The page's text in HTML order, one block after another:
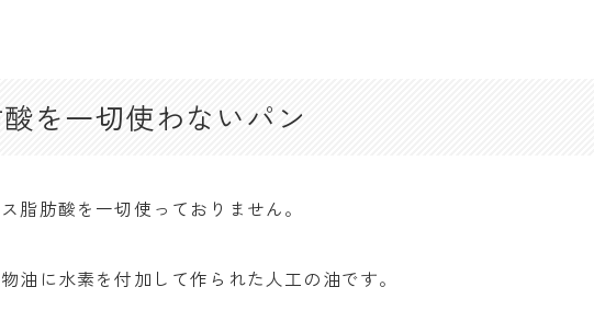
を一切使わないパン
脂肪酸を一切使っておりません。
油に水素を付加して作られた人工の油です。